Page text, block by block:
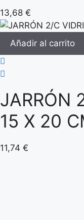
13,68 €
Añadir al carrito
JARRÓN
15 X 20
11,74 €